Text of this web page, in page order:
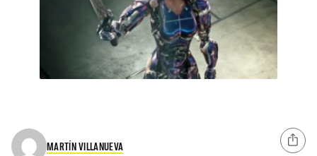
MARTÍN VILLANUEVA